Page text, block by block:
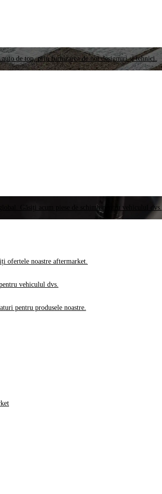
de top, prin furnizarea de noi designuri și tehnici.
Găsiți acum piese de schimb pentru vehiculul dvs.
ofertele noastre aftermarket.
vehiculul dvs.
pentru produsele noastre.